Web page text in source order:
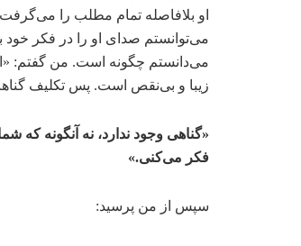
او بلافاصله تمام مطلب را
می‌توانستم صدای او را در فکر
می‌دانستم چگونه است. من گفتم: «از
زیبا و بی‌نقص است. پس تکلیف
«گناهی وجود ندارد، نه آنگونه که
فکر می‌کنی.»
سپس از من پرسید: